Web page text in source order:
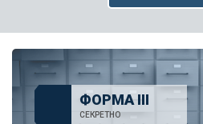
ФОРМА III
СЕКРЕТНО